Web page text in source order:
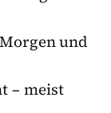
und
– meist